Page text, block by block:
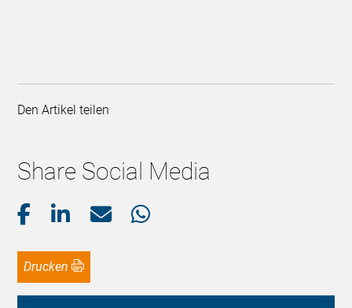
Den Artikel teilen
Share Social Media
Drucken